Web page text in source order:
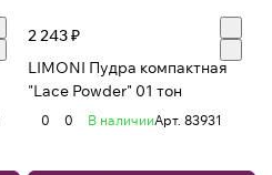
2 243 ₽
LIMONI Пудра компактная
"Lace Powder" 01 тон
0 0 В наличииАрт. 83931